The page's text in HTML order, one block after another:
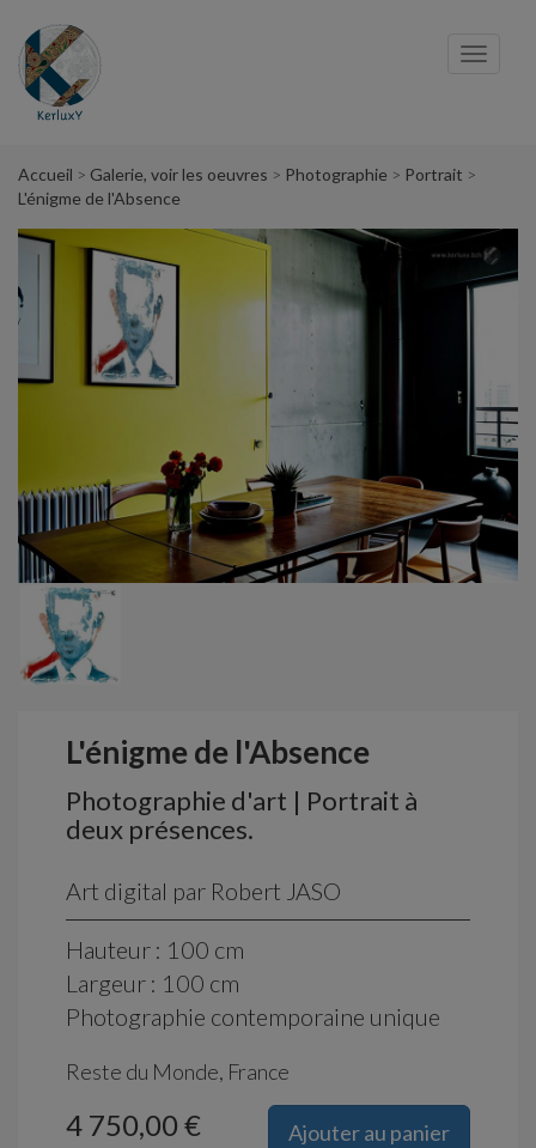
Accueil Galerie, voir les oeuvres Photographie
Portrait
L'énigme de l'Absence
L'énigme de l'Absence
Photographie d'art | Portrait à
deux présences.
Art digital par Robert JASO
Hauteur : 100 cm
Largeur : 100 cm
Photographie contemporaine unique
Reste du Monde, France
Ajouter au panier
4 750,00 €